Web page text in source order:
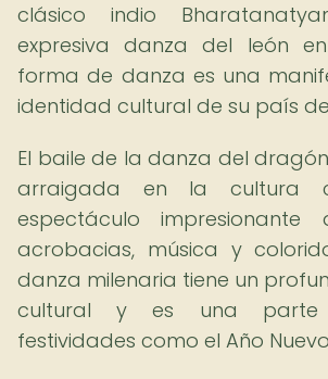
clásico indio
expresiva danza del león
forma de danza es una
identidad cultural de su país
El baile de la danza del
arraigada en la cultura
espectáculo impresionante
acrobacias, música y
danza milenaria tiene un
cultural y es una parte
festividades como el Año